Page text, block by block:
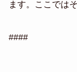
ます。ここでは
####